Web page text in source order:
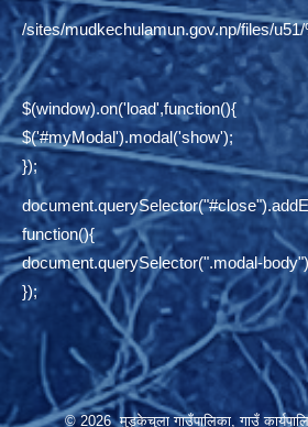
/sites/mudkechulamun.gov.np/files/
$(window).on('load',function(){
$('#myModal').modal('show');
});
function(){
document.querySelector(".modal-
});
© 2026 मुड्केचुला गाउँपालिका, गाउँ